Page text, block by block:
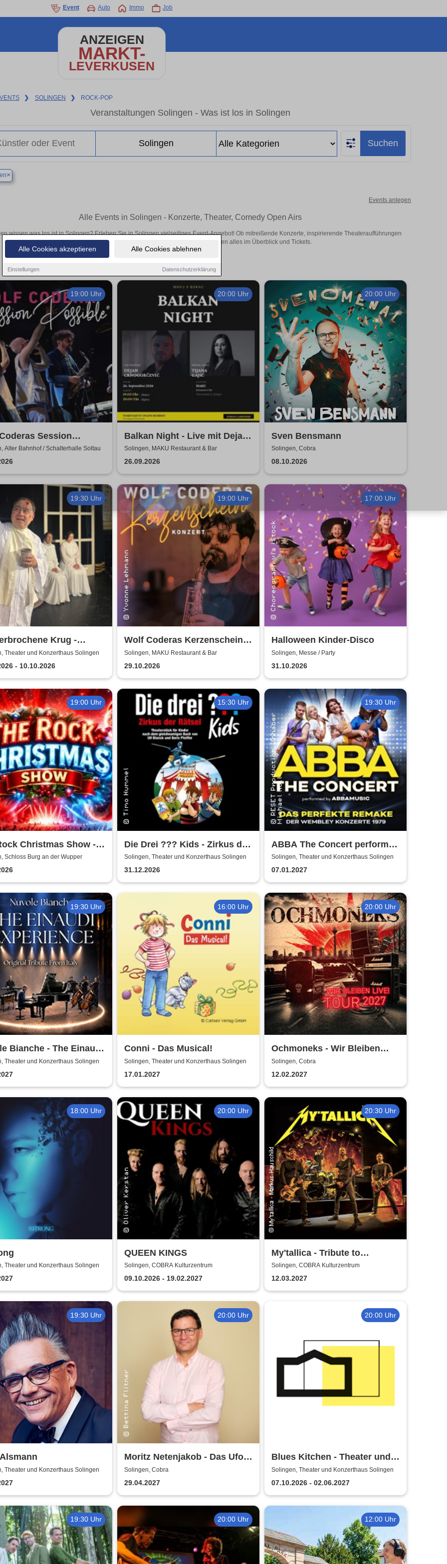
Alle Cookies akzeptieren Alle Cookies ablehnen
Einstellungen Datenschutzerklärung
Event Auto Immo Job
ANZEIGEN
MARKT-
LEVERKUSEN
❯ SOLINGEN ❯ ROCK-POP
Veranstaltungen Solingen - Was ist los in Solingen
Suchen
×
Events anlegen
Alle Events in Solingen - Konzerte, Theater, Comedy Open Airs
wissen was los ist in Solingen? Erleben Sie in Solingen vielseitiges Event-Angebot! Ob mitreißende Konzerte, inspirierende Theateraufführungen
oder aufregende Veranstaltungen in Solingen – hier finden alles im Überblick und Tickets.
19:00 Uhr
Session
Alter Bahnhof / Schalterhalle Soltau
20:00 Uhr
Balkan Night - Live mit Dejan
Crnogorevi & Tijana Gaji
Solingen, MAKU Restaurant & Bar
26.09.2026
20:00 Uhr
Sven Bensmann
Solingen, Cobra
08.10.2026
19:30 Uhr
Krug -
Brunsbüttel
Theater und Konzerthaus Solingen
- 10.10.2026
19:00 Uhr
Wolf Coderas Kerzenschein
Konzert
Solingen, MAKU Restaurant & Bar
29.10.2026
17:00 Uhr
Halloween Kinder-Disco
Solingen, Messe / Party
31.10.2026
19:00 Uhr
Christmas Show -
Burg an der Wupper
Schloss Burg an der Wupper
15:30 Uhr
Die Drei ??? Kids - Zirkus der
Rätsel
Solingen, Theater und Konzerthaus Solingen
31.12.2026
19:30 Uhr
ABBA The Concert performed
by ABBAMUSIC
Solingen, Theater und Konzerthaus Solingen
07.01.2027
19:30 Uhr
Bianche - The Einaudi
- Original Tribute
Theater und Konzerthaus Solingen
16:00 Uhr
Conni - Das Musical!
Solingen, Theater und Konzerthaus Solingen
17.01.2027
20:00 Uhr
Ochmoneks - Wir Bleiben
Live! Tour 2027
Solingen, Cobra
12.02.2027
18:00 Uhr
Theater und Konzerthaus Solingen
20:00 Uhr
QUEEN KINGS
Solingen, COBRA Kulturzentrum
09.10.2026 - 19.02.2027
20:30 Uhr
My'tallica - Tribute to
Metallica
Solingen, COBRA Kulturzentrum
12.03.2027
19:30 Uhr
Theater und Konzerthaus Solingen
20:00 Uhr
Moritz Netenjakob - Das Ufo
parkt falsch
Solingen, Cobra
29.04.2027
20:00 Uhr
Blues Kitchen - Theater und
Orchester Heidelberg
Solingen, Theater und Konzerthaus Solingen
07.10.2026 - 02.06.2027
19:30 Uhr 20:00 Uhr 12:00 Uhr